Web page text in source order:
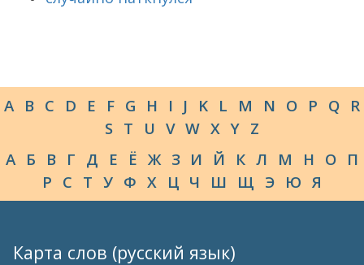
A B C D E F G H I J K L M N O P Q R
S T U V W X Y Z
А Б В Г Д Е Ё Ж З И Й К Л М Н О П
Р С Т У Ф Х Ц Ч Ш Щ Э Ю Я
Карта слов (русский язык)